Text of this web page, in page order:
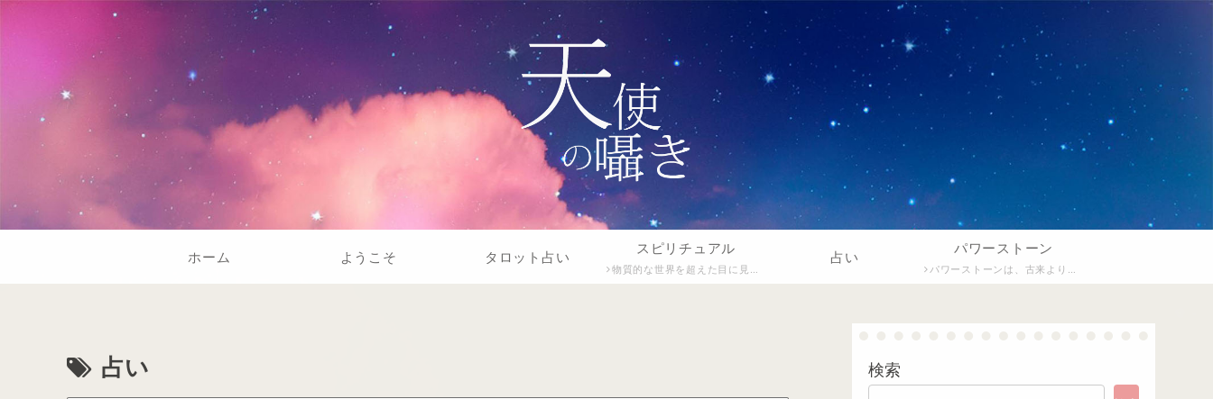
ホーム ようこそ タロット占い
スピリチュアル
物質的な世界を超えた目に見えない領域や魂、宇宙とのつながり。自己の内面や人生の意味を深める精神的な活動や感覚について。
占い
パワーストーン
パワーストーンは、古来より自然のエネルギーを持つ石として愛され、心身のバランスを整えたり、運気を向上させるサポートをすると言われています。美しい輝きと多彩なカラーを持つ石々は、癒しや願望実現のお守りとしても人気があります。種類ごとに異なるパワーがあるとされ、あなたに合った石を選ぶことで、日々の生活にポジティブな影響をもたらしてくれるでしょう。
占い 検索